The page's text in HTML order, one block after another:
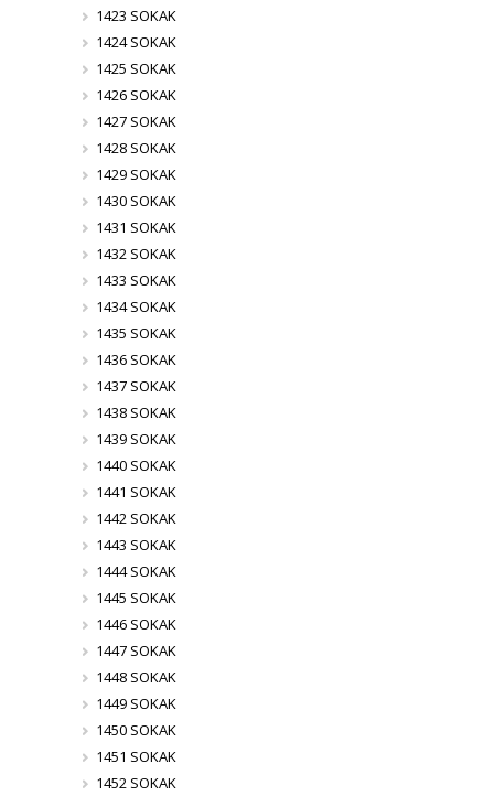
1423 SOKAK
1424 SOKAK
1425 SOKAK
1426 SOKAK
1427 SOKAK
1428 SOKAK
1429 SOKAK
1430 SOKAK
1431 SOKAK
1432 SOKAK
1433 SOKAK
1434 SOKAK
1435 SOKAK
1436 SOKAK
1437 SOKAK
1438 SOKAK
1439 SOKAK
1440 SOKAK
1441 SOKAK
1442 SOKAK
1443 SOKAK
1444 SOKAK
1445 SOKAK
1446 SOKAK
1447 SOKAK
1448 SOKAK
1449 SOKAK
1450 SOKAK
1451 SOKAK
1452 SOKAK